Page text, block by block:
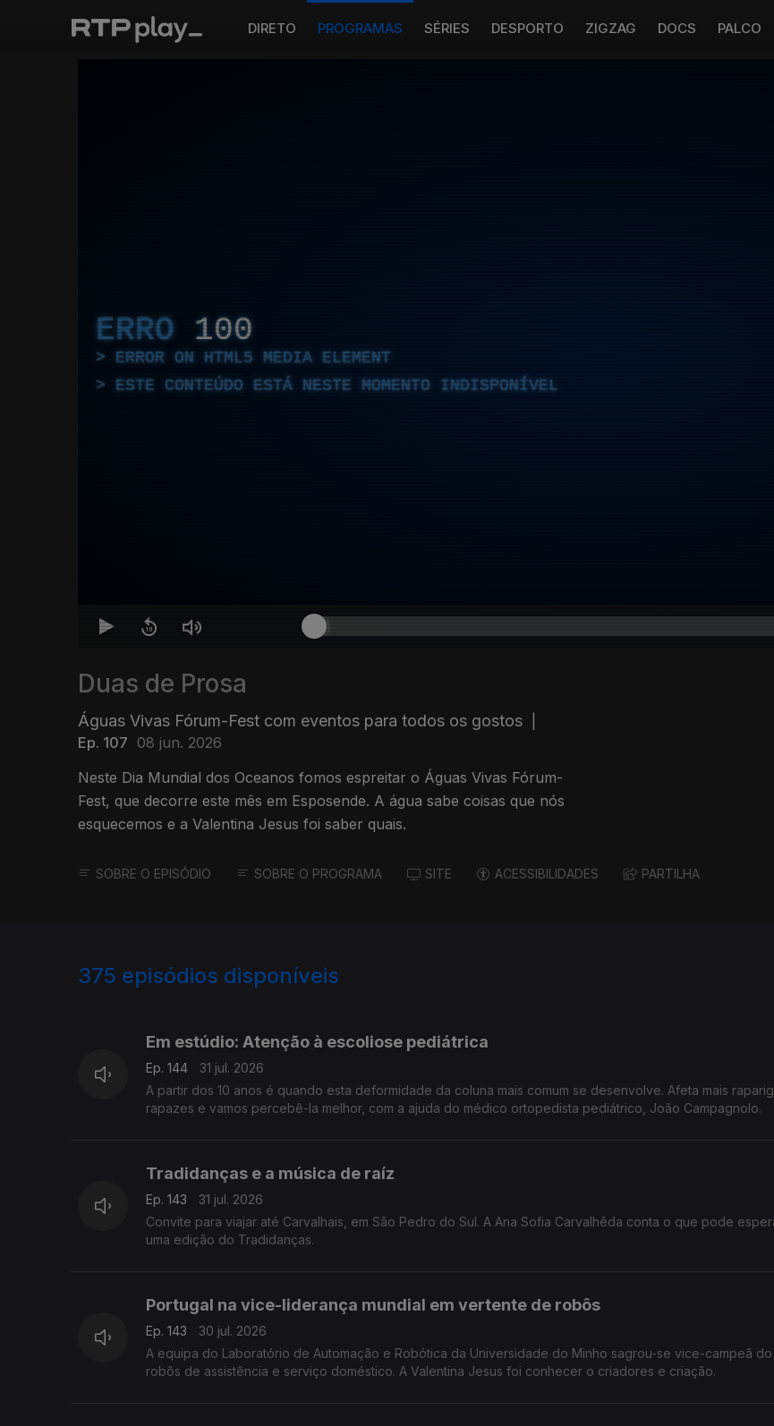
DIRETO PROGRAMAS SÉRIES DESPORTO ZIGZAG DOCS PALCO
ERRO 100
ERROR ON HTML5 MEDIA ELEMENT
ESTE CONTEÚDO ESTÁ NESTE MOMENTO INDISPONÍVEL
Duas de Prosa
Águas Vivas Fórum-Fest com eventos para todos os gostos
Ep. 107 08 jun. 2026
Neste Dia Mundial dos Oceanos fomos espreitar o Águas Vivas Fórum-
Fest, que decorre este mês em Esposende. A água sabe coisas que nós
esquecemos e a Valentina Jesus foi saber quais.
SOBRE O EPISÓDIO SOBRE O PROGRAMA SITE ACESSIBILIDADES PARTILHA
375 episódios disponíveis
Em estúdio: Atenção à escoliose pediátrica
Ep. 144
31 jul. 2026
A partir dos 10 anos é quando esta deformidade da coluna mais comum se desenvolve. Afeta mais
rapazes e vamos percebê-la melhor, com a ajuda do médico ortopedista pediátrico, João Campagnolo.
Tradidanças e a música de raíz
Ep. 143
31 jul. 2026
Convite para viajar até Carvalhais, em São Pedro do Sul. A Ana Sofia Carvalhêda conta o que pode
uma edição do Tradidanças.
Portugal na vice-liderança mundial em vertente de robôs
Ep. 143
30 jul. 2026
A equipa do Laboratório de Automação e Robótica da Universidade do Minho sagrou-se vice-campeã do
robôs de assistência e serviço doméstico. A Valentina Jesus foi conhecer o criadores e criação.